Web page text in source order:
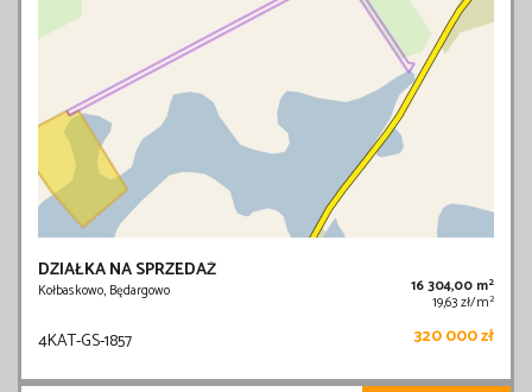
DZIAŁKA NA SPRZEDAŻ
Kołbaskowo, Będargowo 16 304,00 m2
19,63 zł/m2
4KAT-GS-1857 320 000 zł